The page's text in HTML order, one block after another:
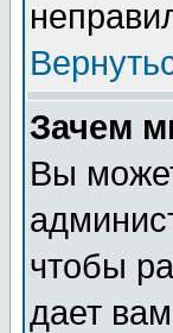
Зачем
Вы
чтобы
дает